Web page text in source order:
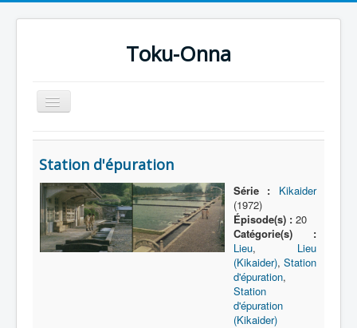
Toku-Onna
Basculer
la
Accueil
Toku-Actrices
Toku-Critiques
Séries
Films
Station d'épuration
Série :
Kikaider
(1972)
Épisode(s) :20
Catégorie(s) :
Lieu, Lieu
(Kikaider), Station
d'épuration,
Station
d'épuration
(Kikaider)